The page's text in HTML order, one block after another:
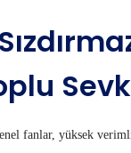
fanlar, yüksek